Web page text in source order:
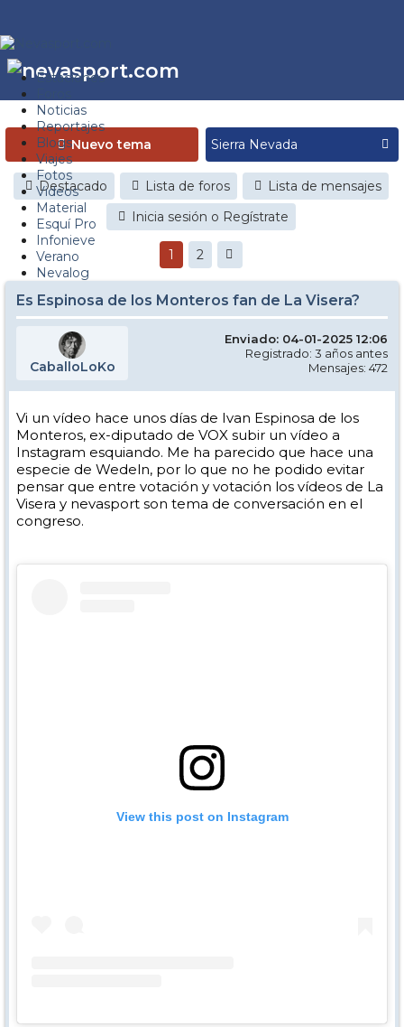
Estaciones
Noticias
Reportajes
Blogs
Viajes
Fotos
Videos
Material
Esquí Pro
Infonieve
Verano
Nevalog
Nuevo tema
Destacado Lista de foros
Lista de mensajes
Inicia sesión o Regístrate
1 2
Es Espinosa de los Monteros fan de La Visera?
CaballoLoKo
Enviado: 04-01-2025 12:06
Registrado: 3 años antes
Mensajes: 472
Vi un vídeo hace unos días de Ivan Espinosa de los
Monteros, ex-diputado de VOX subir un vídeo a
Instagram esquiando. Me ha parecido que hace una
especie de Wedeln, por lo que no he podido evitar
pensar que entre votación y votación los vídeos de La
Visera y nevasport son tema de conversación en el
congreso.
View this post on Instagram